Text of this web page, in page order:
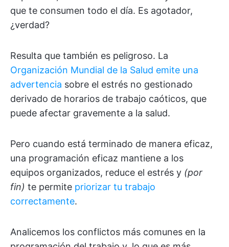
que te consumen todo el día. Es agotador,
¿verdad?
Resulta que también es peligroso. La
Organización Mundial de la Salud emite una
advertencia sobre el estrés no gestionado
derivado de horarios de trabajo caóticos, que
puede afectar gravemente a la salud.
Pero cuando está terminado de manera eficaz,
una programación eficaz mantiene a los
equipos organizados, reduce el estrés y (por
fin) te permite priorizar tu trabajo
correctamente.
Analicemos los conflictos más comunes en la